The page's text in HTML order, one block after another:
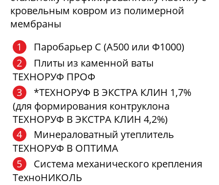
кровельным ковром из полимерной
мембраны
Паробарьер С (А500 или Ф1000)
Плиты из каменной ваты
ТЕХНОРУФ ПРОФ
*ТЕХНОРУФ В ЭКСТРА КЛИН 1,7%
(для формирования контруклона
ТЕХНОРУФ В ЭКСТРА КЛИН 4,2%)
Минераловатный утеплитель
ТЕХНОРУФ В ОПТИМА
Система механического крепления
ТехноНИКОЛЬ